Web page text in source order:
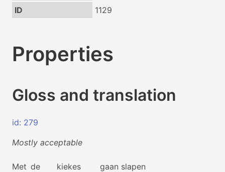
ID
1129
Properties
Gloss and translation
id: 279
Mostly acceptable
Met de
kiekes
gaan slapen